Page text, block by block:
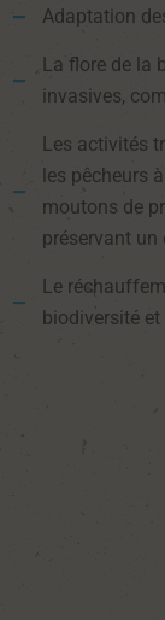
Adaptation
La flore de la
invasives,
Les activités
les pêcheurs
moutons de
préservant un
Le
biodiversité